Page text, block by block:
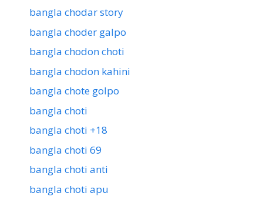
bangla chodar story
bangla choder galpo
bangla chodon choti
bangla chodon kahini
bangla chote golpo
bangla choti
bangla choti +18
bangla choti 69
bangla choti anti
bangla choti apu